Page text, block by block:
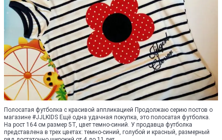
Полосатая футболка с красивой аппликацией Продолжаю серию постов о
магазине #JJLKIDS Ещё одна удачная покупка, это полосатая футболка.
На рост 164 см размер 5Т, цвет темно-синий. У продавца футболка
представлена в трех цветах: темно-синий, голубой и красный, размерный